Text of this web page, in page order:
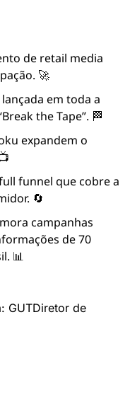
de retail media
🚀
lançada em toda a
the Tape”. 🏁
expandem o
funnel que cobre a
🔄
campanhas
de 70
📊
GUTDiretor de